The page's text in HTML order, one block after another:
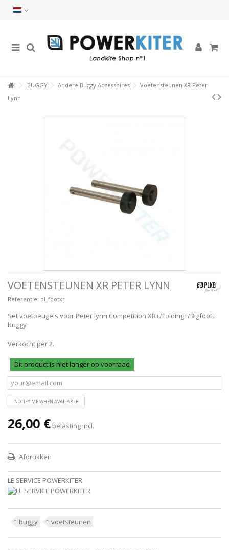
BUGGY Andere Buggy Accessoires
Voetensteunen XR Peter
Lynn
VOETENSTEUNEN XR PETER LYNN
Referentie: pl_footxr
Set voetbeugels voor Peter lynn Competition XR+/Folding+/Bigfoot+
buggy
Verkocht per 2.
Dit product is niet langer op voorraad
NOTIFY ME WHEN AVAILABLE
26,00 € belasting incl.
Afdrukken
LE SERVICE POWERKITER
buggy voetsteunen